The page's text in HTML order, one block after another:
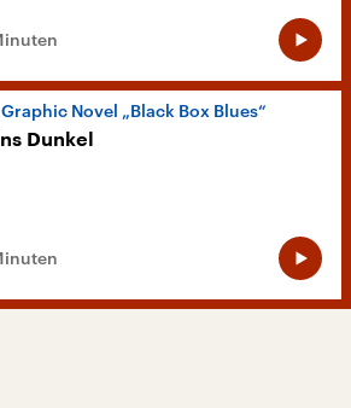
Graphic Novel „Black Box Blues“
Dunkel